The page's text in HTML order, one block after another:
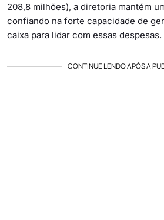
208,8 milhões), a diretoria mantém
confiando na forte capacidade de
caixa para lidar com essas despesas.
CONTINUE LENDO APÓS A